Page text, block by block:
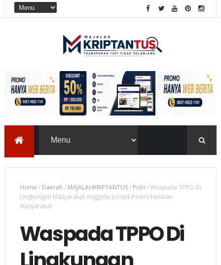
Home / Daerah / MAJALAHKRIPTANTUS/ Polri /Waspada TPPO Di
Lingkungan Masyarakat Anggota polsek Pedes Himbau
Masyarakat
Waspada TPPO Di